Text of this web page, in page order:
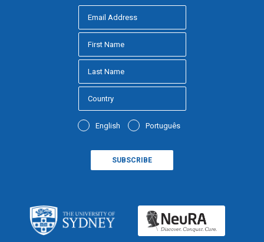
English Português